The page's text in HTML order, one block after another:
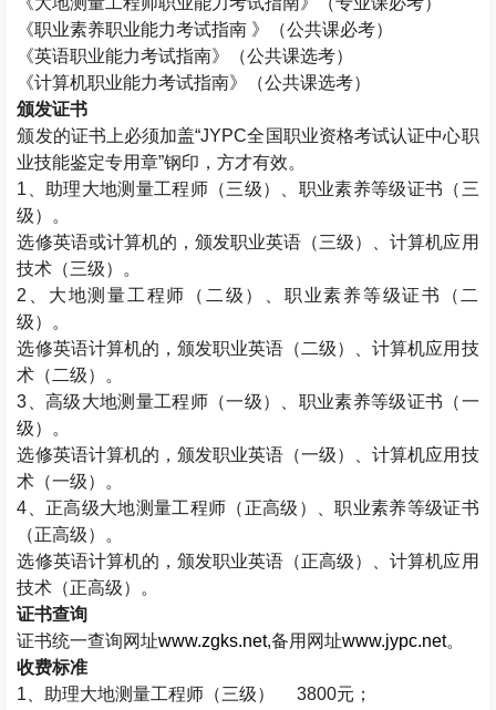
《职业素养职业能力考试指南 》（公共课必考）
《英语职业能力考试指南》（公共课选考）
《计算机职业能力考试指南》（公共课选考）
颁发证书
颁发的证书上必须加盖“JYPC全国职业资格考试认证中心职
业技能鉴定专用章”钢印，方才有效。
1 、助理大地测量工程师（三级）、职业素养等级证书（三
级）。
选修英语或计算机的，颁发职业英语（三级）、计算机应用
技术（三级）。
2 、大地测量工程师（二级）、职业素养等级证书（二
级）。
选修英语计算机的，颁发职业英语（二级）、计算机应用技
术（二级）。
3 、高级大地测量工程师（一级）、职业素养等级证书（一
级）。
选修英语计算机的，颁发职业英语（一级）、计算机应用技
术（一级）。
4 、正高级大地测量工程师（正高级）、职业素养等级证书
（正高级）。
选修英语计算机的，颁发职业英语（正高级）、计算机应用
技术（正高级）。
证书查询
证书统一查询网址www.zgks.net,备用网址www.jypc.net。
收费标准
1 、助理大地测量工程师（三级） 3800元；